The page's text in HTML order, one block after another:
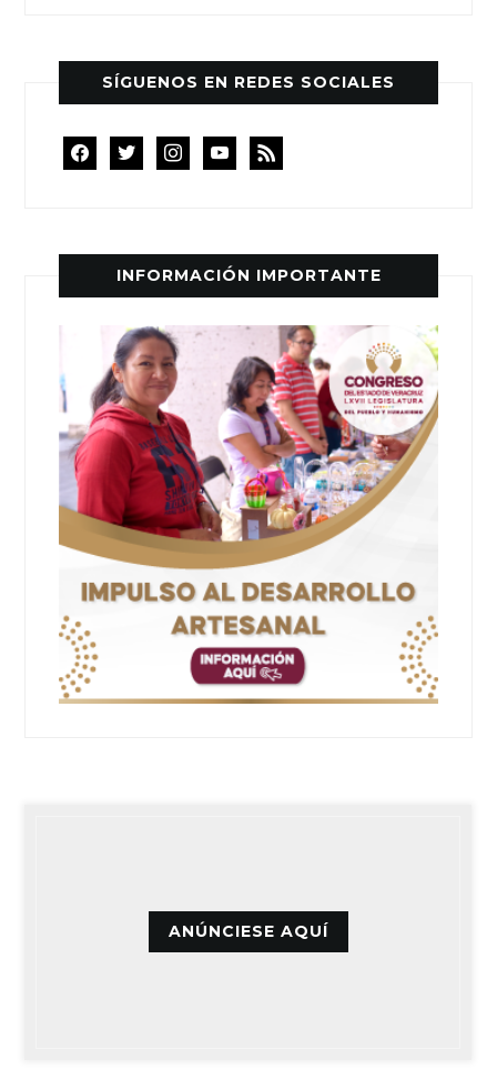
SÍGUENOS EN REDES SOCIALES
facebooktwitterinstagramyoutube
rss
INFORMACIÓN IMPORTANTE
ANÚNCIESE AQUÍ